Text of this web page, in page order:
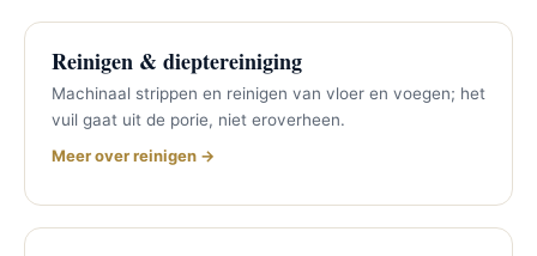
Reinigen & dieptereiniging
Machinaal strippen en reinigen van vloer en voegen; het
vuil gaat uit de porie, niet eroverheen.
Meer over reinigen →